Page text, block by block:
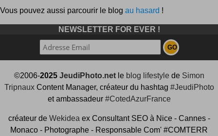
Vous pouvez aussi parcourir le blog au hasard !
NEWSLETTER FOR EVER !
©2006-2025 JeudiPhoto.netle blog lifestylede Simon
TripnauxContent Manager, créateur du hashtag #JeudiPhoto
et ambassadeur #CotedAzurFrance
créateur de Wekidea ex Consultant SEO à Nice - Cannes -
Monaco - Photographe - Responsable Com' #COMTERR